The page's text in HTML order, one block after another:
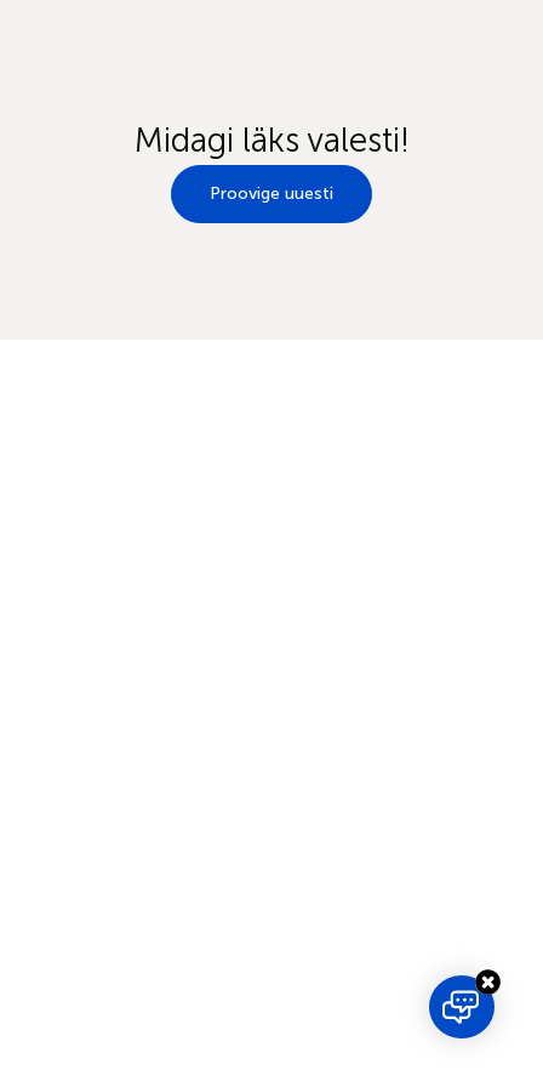
Midagi läks valesti!
Proovige uuesti